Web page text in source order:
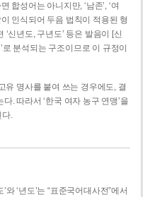
합성어는 아니지만, ‘남존’, ‘여
이 인식되어 두음 법칙이 적용된 형
신년도, 구년도’ 등은 발음이 [신
로 분석되는 구조이므로 이 규정이
유 명사를 붙여 쓰는 경우에도, 결
. 따라서 ‘한국 여자 농구 연맹’을
다.
‘년도’는 “표준국어대사전”에서